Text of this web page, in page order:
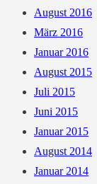
August 2016
März 2016
Januar 2016
August 2015
Juli 2015
Juni 2015
Januar 2015
August 2014
Januar 2014